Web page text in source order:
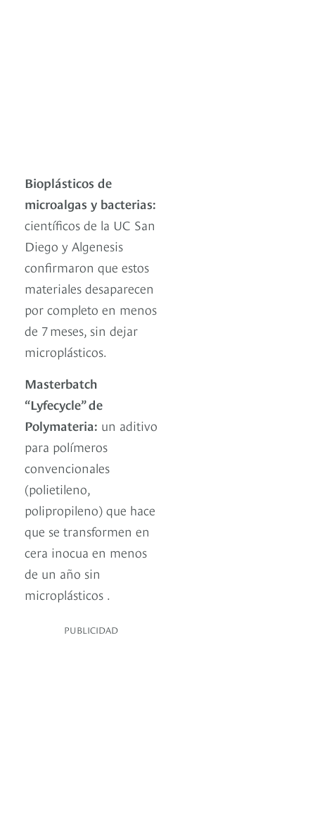
Bioplásticos de
microalgas y bacterias:
científicos de la UC San
Diego y Algenesis
confirmaron que estos
materiales desaparecen
por completo en menos
de 7 meses, sin dejar
microplásticos.
Masterbatch
“Lyfecycle” de
Polymateria: un aditivo
para polímeros
convencionales
(polietileno,
polipropileno) que hace
que se transformen en
cera inocua en menos
de un año sin
microplásticos .
PUBLICIDAD